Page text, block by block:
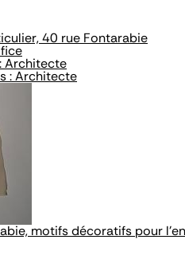
40 rue Fontarabie
Architecte
: Architecte
motifs décoratifs pour